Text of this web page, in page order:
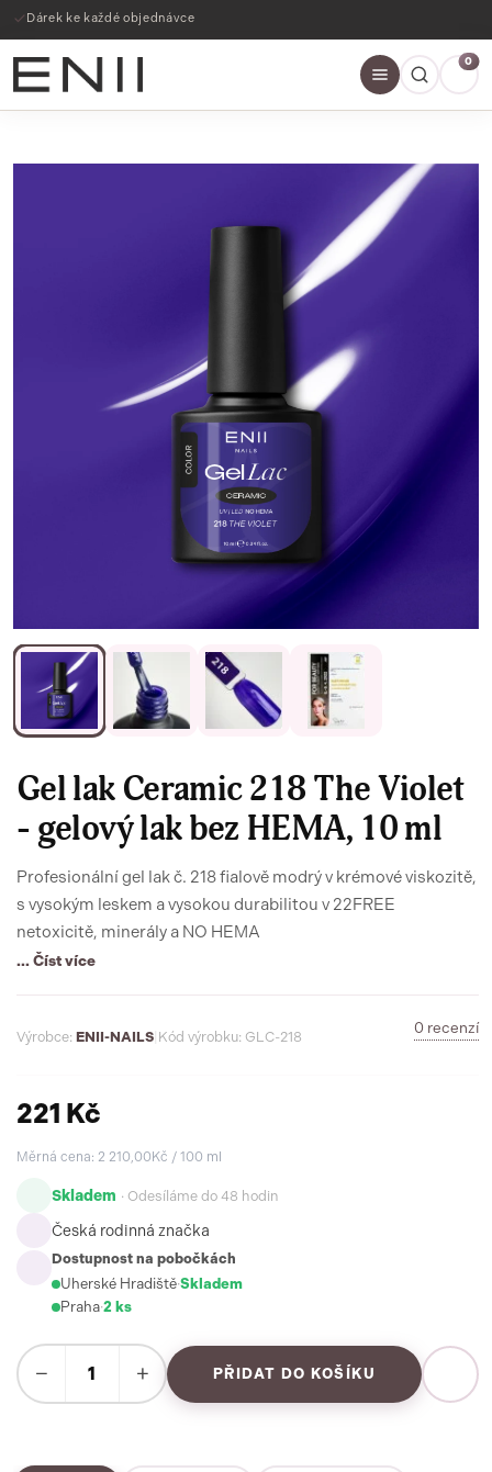
Dárek ke každé objednávce
0
Gel lak Ceramic 218 The Violet
- gelový lak bez HEMA, 10 ml
Profesionální gel lak č. 218 fialově modrý v krémové viskozitě,
s vysokým leskem a vysokou durabilitou v 22FREE
... Číst více
Výrobce: ENII-NAILS Kód výrobku: GLC-218
0 recenzí
221 Kč
Měrná cena: 2 210,00Kč / 100 ml
Skladem · Odesíláme do 48 hodin
Česká rodinná značka
Dostupnost na pobočkách
Uherské Hradiště·Skladem
Praha·2 ks
− + PŘIDAT DO KOŠÍKU